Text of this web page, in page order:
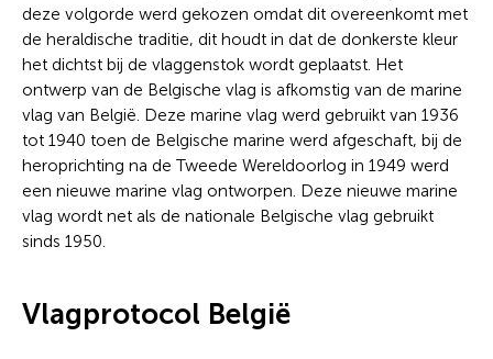
deze volgorde werd gekozen omdat dit overeenkomt met
de heraldische traditie, dit houdt in dat de donkerste kleur
het dichtst bij de vlaggenstok wordt geplaatst. Het
ontwerp van de Belgische vlag is afkomstig van de marine
vlag van België. Deze marine vlag werd gebruikt van 1936
tot 1940 toen de Belgische marine werd afgeschaft, bij de
heroprichting na de Tweede Wereldoorlog in 1949 werd
een nieuwe marine vlag ontworpen. Deze nieuwe marine
vlag wordt net als de nationale Belgische vlag gebruikt
sinds 1950.
Vlagprotocol België